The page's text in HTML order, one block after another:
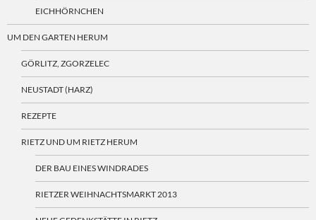
EICHHÖRNCHEN
UM DEN GARTEN HERUM
GÖRLITZ, ZGORZELEC
NEUSTADT (HARZ)
REZEPTE
RIETZ UND UM RIETZ HERUM
DER BAU EINES WINDRADES
RIETZER WEIHNACHTSMARKT 2013